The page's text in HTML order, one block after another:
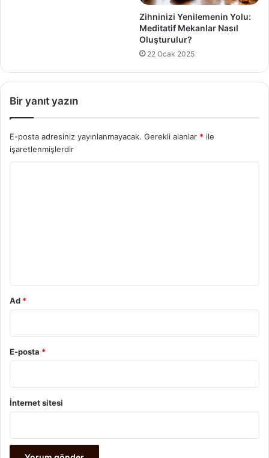
Zihninizi Yenilemenin Yolu:
Meditatif Mekanlar Nasıl
Oluşturulur?
22 Ocak 2025
Bir yanıt yazın
E-posta adresiniz yayınlanmayacak. Gerekli alanlar * ile
işaretlenmişlerdir
Ad *
E-posta *
İnternet sitesi